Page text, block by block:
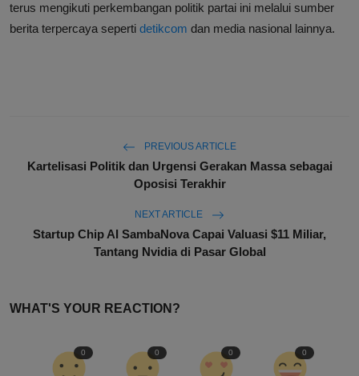
terus mengikuti perkembangan politik partai ini melalui sumber
berita terpercaya seperti detikcom dan media nasional lainnya.
PREVIOUS ARTICLE
Kartelisasi Politik dan Urgensi Gerakan Massa sebagai
Oposisi Terakhir
NEXT ARTICLE
Startup Chip AI SambaNova Capai Valuasi $11 Miliar,
Tantang Nvidia di Pasar Global
WHAT'S YOUR REACTION?
0 0 0 0